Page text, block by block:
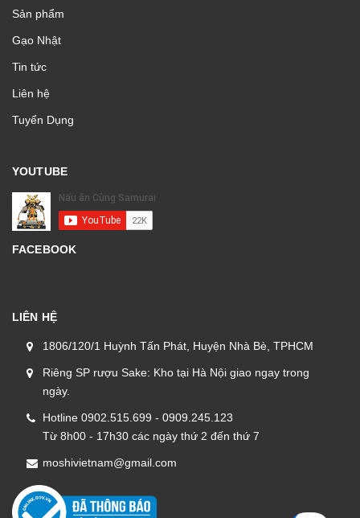
Sản phẩm
Gạo Nhật
Tin tức
Liên hệ
Tuyển Dụng
YOUTUBE
FACEBOOK
LIÊN HỆ
1806/120/1 Huỳnh Tấn Phát, Huyện Nhà Bè, TPHCM
Riêng SP rượu Sake: Kho tại Hà Nội giao ngay trong
ngày.
Hotline 0902.515.699 - 0909.245.123
Từ 8h00 - 17h30 các ngày thứ 2 đến thứ 7
moshivietnam@gmail.com